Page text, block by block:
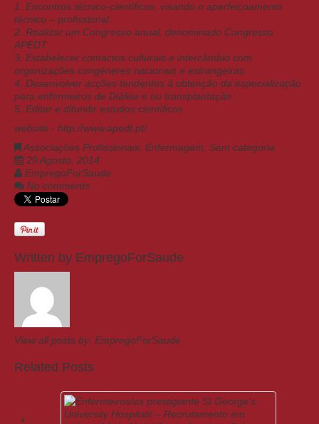
1. Encontros técnico-científicos, visando o aperfeiçoamento
técnico – profissional.
2. Realizar um Congresso anual, denominado Congresso
APEDT.
3. Estabelecer contactos culturais e intercâmbio com
organizações congéneres nacionais e estrangeiras.
4. Desenvolver acções tendentes à obtenção da especialização
para enfermeiros de Diálise e ou transplantação.
5. Editar e difundir estudos científicos
website - http://www.apedt.pt/
Associações Profissionais Enfermagem Sem categoria
29 Agosto, 2014
EmpregoForSaude
No comments
Written by EmpregoForSaude
View all posts by: EmpregoForSaude
Related Posts